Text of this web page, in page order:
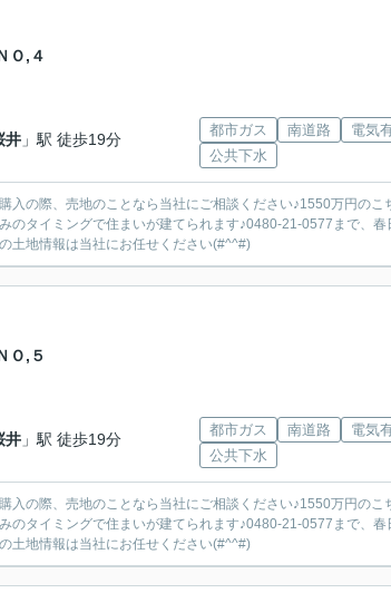
Ｏ,４
井 」駅 徒歩19分
都市ガス 南道路 電気
公共下水
入の際、売地のことなら当社にご相談ください♪1550万円のこ
のタイミングで住まいが建てられます♪0480-21-0577まで、
土地情報は当社にお任せください(#^^#)
Ｏ,５
井 」駅 徒歩19分
都市ガス 南道路 電気
公共下水
入の際、売地のことなら当社にご相談ください♪1550万円のこ
のタイミングで住まいが建てられます♪0480-21-0577まで、
土地情報は当社にお任せください(#^^#)